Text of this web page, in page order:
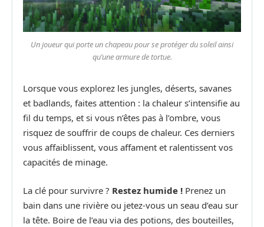
Un joueur qui porte un chapeau pour se protéger du soleil ainsi
qu’une armure de tortue.
Lorsque vous explorez les jungles, déserts, savanes
et badlands, faites attention : la chaleur s’intensifie au
fil du temps, et si vous n’êtes pas à l’ombre, vous
risquez de souffrir de coups de chaleur. Ces derniers
vous affaiblissent, vous affament et ralentissent vos
capacités de minage.
La clé pour survivre ? Restez humide ! Prenez un
bain dans une rivière ou jetez-vous un seau d’eau sur
la tête. Boire de l’eau via des potions, des bouteilles,